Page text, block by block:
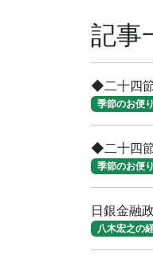
記事
◆二十四
季節のお便り
◆二十四
季節のお便り
日銀金融
八木宏之の